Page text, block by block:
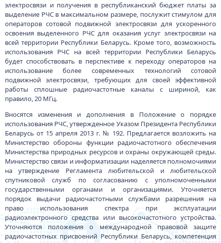
электросвязи и получения в республиканский бюджет платы за
выделение РЧС в максимальном размере, послужит стимулом для
операторов сотовой подвижной электросвязи для ускоренного
освоения выделенного РЧС для оказания услуг электросвязи на
всей территории Республики Беларусь. Кроме того, возможность
использования РЧС на всей территории Республики Беларусь
будет способствовать в перспективе к переходу операторов на
использование более современных технологий сотовой
подвижной электросвязи, требующих для своей эффективной
работы сплошные радиочастотные каналы с шириной, как
правило, 20 МГц.
Вносятся изменения и дополнения в Положение о порядке
использования РЧС, утвержденное Указом Президента Республики
Беларусь от 15 апреля 2013 г. № 192. Предлагается возложить на
Министерство обороны функции радиочастотного обеспечения
Министерства природных ресурсов и охраны окружающей среды.
Министерство связи и информатизации наделяется полномочиями
на утверждение Регламента любительской и любительской
спутниковой служб по согласованию с уполномоченными
государственными органами и организациями. Уточняется
порядок выдачи радиочастотными службами разрешения на
право использования спектра при эксплуатации
радиоэлектронного средства или высокочастотного устройства.
Уточняются положения о международной правовой защите
радиочастотных присвоений Республики Беларусь, компетенция